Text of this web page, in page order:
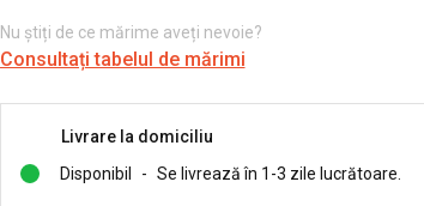
Nu știți de ce mărime aveți nevoie?
Consultați tabelul de mărimi
Livrare la domiciliu
Disponibil
- Se livrează în 1-3 zile lucrătoare.